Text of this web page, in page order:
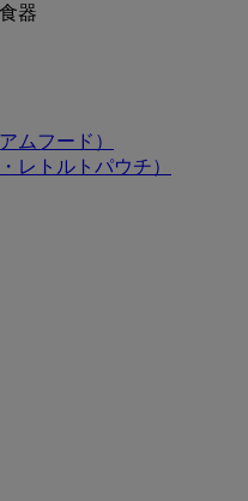
器
ムフード）
レトルトパウチ）